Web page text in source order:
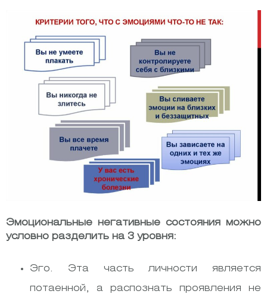
Эмоциональные негативные состояния можно
условно разделить на 3 уровня:
Эго. Эта часть личности является
потаенной, а распознать проявления не